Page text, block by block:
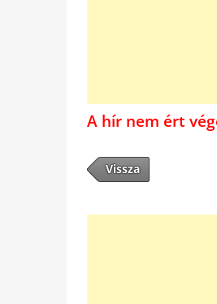
A hír nem ért
Vissza